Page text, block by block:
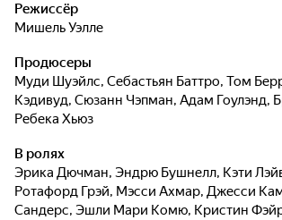
Режиссёр
Мишель Уэлле
Продюсеры
Муди Шуэйлс, Себастьян Баттро, Том
Кэдивуд, Сюзанн Чэпман, Адам Гоулэнд,
Ребека Хьюз
В ролях
Эрика Дючман, Эндрю Бушнелл, Кэти
Ротафорд Грэй, Мэсси Ахмар, Джесси
Сандерс, Эшли Мари Комю, Кристин